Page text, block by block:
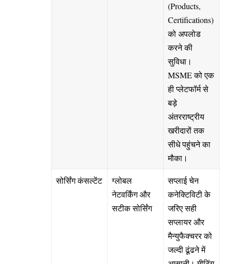
(Products,
Certifications)
को अपलोड
करने की
सुविधा।
MSME को एक
ही प्लेटफॉर्म से
बड़े
अंतरराष्ट्रीय
खरीदारों तक
सीधे पहुंचने का
मौका।
सोर्सिंग कंसल्टेंट
ग्लोबल
नेटवर्किंग और
सटीक सोर्सिंग
सप्लाई चेन
कनेक्टिविटी के
जरिए सही
सप्लायर और
मैन्युफैक्चरर को
जल्दी ढूंढने में